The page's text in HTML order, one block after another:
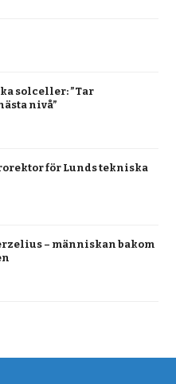
solceller: ”Tar
nivå”
för Lunds tekniska
– människan bakom